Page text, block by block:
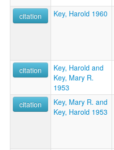
citation
Key, Harold 1960
citation
Key, Harold and
Key, Mary R.
1953
citation
Key, Mary R. and
Key, Harold 1953